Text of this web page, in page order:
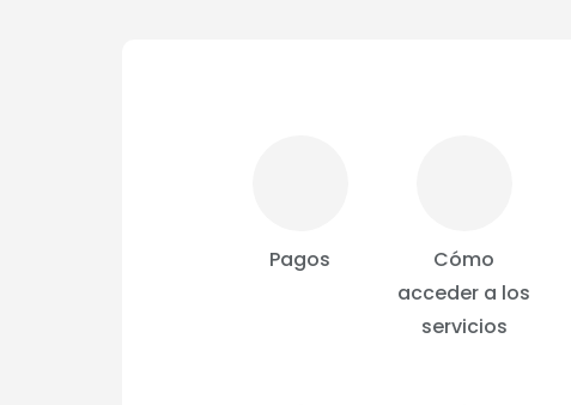
Pagos
Cómo
acceder a los
servicios